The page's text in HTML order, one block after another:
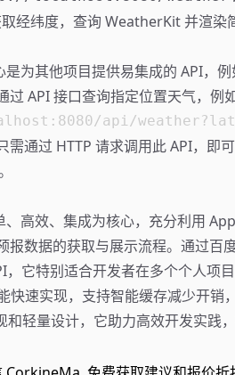
经纬度，查询 WeatherKit 并渲染
为其他项目提供易集成的 API，
API 接口查询指定位置天气，例如
需通过 HTTP 请求调用此 API，即
高效、集成为核心，充分利用
报数据的获取与展示流程。通过百
，它特别适合开发者在多个个人项
快速实现，支持智能缓存减少开销
轻量设计，它助力高效开发实践